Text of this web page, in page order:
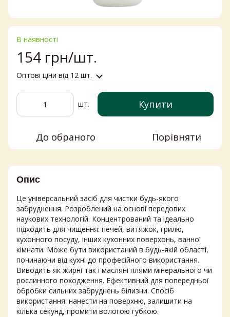
В наявності
154 грн/шт.
Оптові ціни від 12 шт.
шт. Купити
До обраного Порівняти
Опис
Це універсальний засіб для чистки будь-якого
забруднення. Розроблений на основі передових
наукових технологій. Концентрований та ідеально
підходить для чищення: печей, витяжок, грилю,
кухонного посуду, інших кухонних поверхонь, ванної
кімнати. Може бути використаний в будь-якій області,
починаючи від кухні до професійного використання.
Виводить як жирні так і масляні плями мінерального чи
рослинного походження. Ефективний для попередньої
обробки сильних забруднень білизни. Спосіб
використання: нанести на поверхню, залишити на
кілька секунд, промити вологою губкою.